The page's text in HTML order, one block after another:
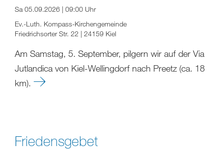
Sa 05.09.2026 | 09:00 Uhr
Ev.-Luth. Kompass-Kirchengemeinde
Friedrichsorter Str. 22 | 24159 Kiel
Am Samstag, 5. September, pilgern wir auf der Via
Jutlandica von Kiel-Wellingdorf nach Preetz (ca. 18
km).
Friedensgebet